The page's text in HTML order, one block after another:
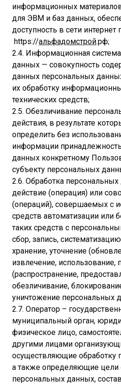
информационных
для ЭВМ и баз данных,
доступность в сети интернет
https://альфадомстрой.рф;
2.4. Информационная
данных — совокупность
данных персональных
их обработку
технических средств;
2.5. Обезличивание
действия, в результате
определить без
информации
данных конкретному
субъекту персональных
2.6. Обработка
действие (операция) или
(операций), совершаемых с
средств автоматизации или
таких средств с
сбор, запись,
хранение, уточнение
извлечение, использование,
(распространение,
обезличивание,
уничтожение персональных
2.7. Оператор –
муниципальный орган,
физическое лицо,
другими лицами
осуществляющие обработку
а также определяющие цели
персональных данных,